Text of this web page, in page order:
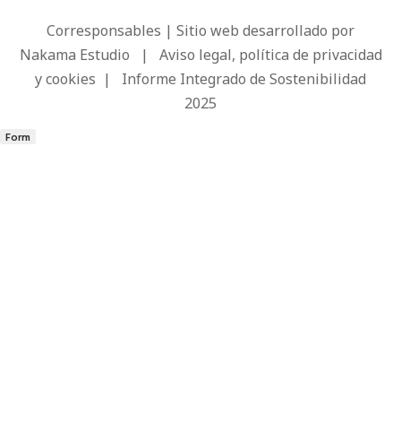
Corresponsables | Sitio web desarrollado por
Nakama Estudio | Aviso legal, política de privacidad
y cookies | Informe Integrado de Sostenibilidad
2025
Form